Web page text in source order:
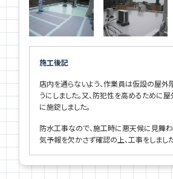
施工後記
店内を通らないよう、作業員は仮設の屋外
うにしました。又、防犯性を高めるために
に施錠しました。
防水工事なので、施工時に悪天候に見舞
気予報を欠かさず確認の上、工事をしました